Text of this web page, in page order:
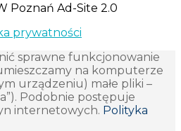
Poznań Ad-Site 2.0
prywatności
sprawne funkcjonowanie
na komputerze
urządzeniu) małe pliki –
Podobnie postępuje
internetowych. Polityka